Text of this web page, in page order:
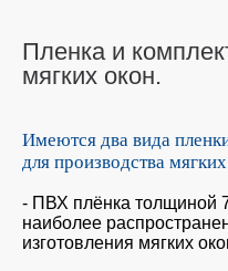
Пленка и
мягких окон.
Имеются два вида
для производства
- ПВХ плёнка толщиной
наиболее
изготовления мягких